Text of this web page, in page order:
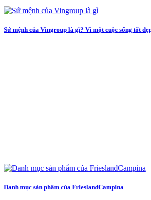
Sứ mệnh của Vingroup là gì? Vì một cuộc sống tốt
Danh mục sản phẩm của FrieslandCampina